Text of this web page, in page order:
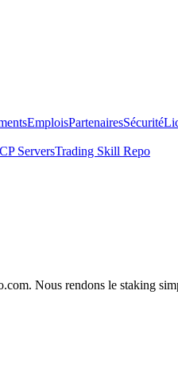
EmploisPartenairesSécurité
ServersTrading Skill Repo
Nous rendons le staking